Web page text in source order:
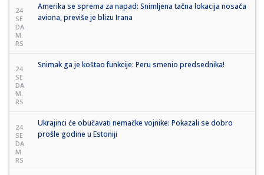
24
SE
DA
M.
RS
Amerika se sprema za napad: Snimljena tačna lokacija nosača
aviona, previše je blizu Irana
24
SE
DA
M.
RS
Snimak ga je koštao funkcije: Peru smenio predsednika!
24
SE
DA
M.
RS
Ukrajinci će obučavati nemačke vojnike: Pokazali se dobro
prošle godine u Estoniji